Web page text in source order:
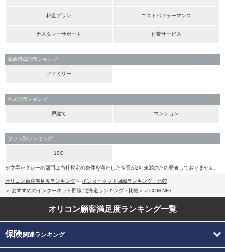
料金プラン コストパフォーマンス
カスタマーサポート 付帯サービス
家族構成別ランキング
ファミリー
住居別ランキング
戸建て マンション
プラン別ランキング
10G
※文字がグレーの部門は当社規定の条件を満たした企業が2社未満のため発表しておりません。
オリコン顧客満足度ランキング
インターネット回線ランキング・比較
おすすめのインターネット回線 北海道ランキング・比較
J:COM NET
オリコン顧客満足度ランキング一覧
保険関連ランキング